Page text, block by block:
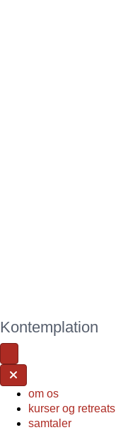
Kontemplation
om os
kurser og retreats
samtaler